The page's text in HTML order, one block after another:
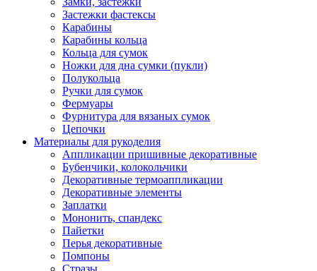
Застежки фастексы
Карабины
Карабины кольца
Кольца для сумок
Ножки для дна сумки (пукли)
Полукольца
Ручки для сумок
Фермуары
Фурнитура для вязаных сумок
Цепочки
Материалы для рукоделия
Аппликации пришивные декоративные
Бубенчики, колокольчики
Декоративные термоаппликации
Декоративные элементы
Заплатки
Мононить, спандекс
Пайетки
Перья декоративные
Помпоны
Стразы